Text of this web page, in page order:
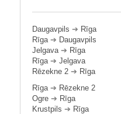
Daugavpils ➔ Rīga
Rīga➔ Daugavpils
Jelgava➔ Rīga
Rīga➔ Jelgava
Rēzekne 2 ➔ Rīga
Rīga➔ Rēzekne 2
Ogre ➔ Rīga
Krustpils ➔ Rīga